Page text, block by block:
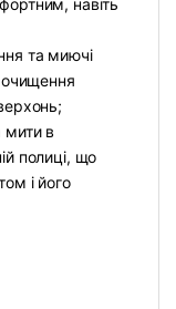
навіть
та миючі
очищення
мити в
полиці, що
і його